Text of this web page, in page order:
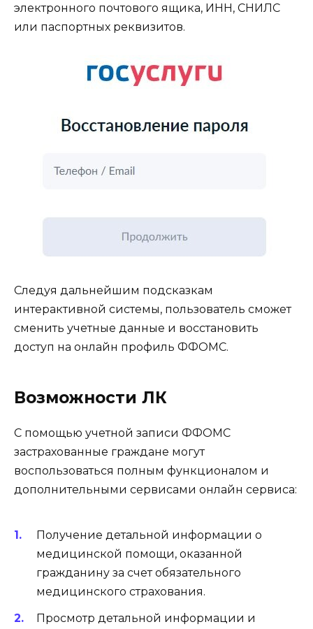
электронного почтового ящика, ИНН, СНИЛС
или паспортных реквизитов.
Следуя дальнейшим подсказкам
интерактивной системы, пользователь сможет
сменить учетные данные и восстановить
доступ на онлайн профиль ФФОМС.
Возможности ЛК
С помощью учетной записи ФФОМС
застрахованные граждане могут
воспользоваться полным функционалом и
дополнительными сервисами онлайн сервиса:
Получение детальной информации о
медицинской помощи, оказанной
гражданину за счет обязательного
медицинского страхования.
Просмотр детальной информации и